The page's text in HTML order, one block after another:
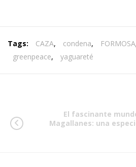
Tags: CAZA, condena, FORMOSA
greenpeace, yaguareté
El fascinante
Magallanes: una